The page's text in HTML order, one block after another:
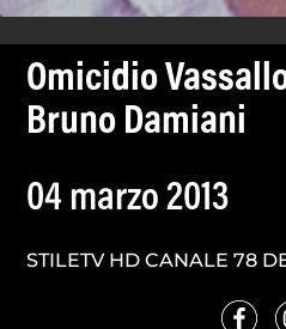
Omicidio
Bruno Damiani
04 marzo 2013
STILETV HD CANALE 78